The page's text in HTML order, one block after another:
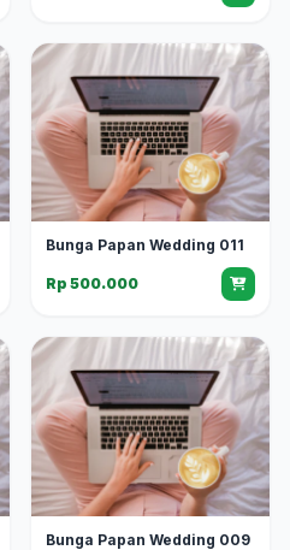
Bunga Papan Wedding 011
Rp 500.000
Bunga Papan Wedding 009